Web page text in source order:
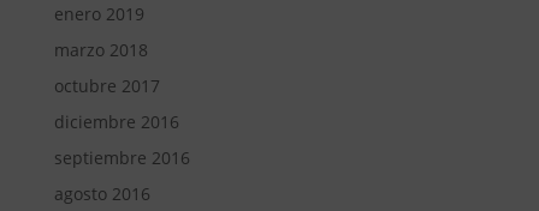
enero 2019
marzo 2018
octubre 2017
diciembre 2016
septiembre 2016
agosto 2016